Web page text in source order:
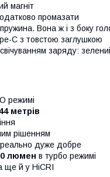
магніт
промазати
Вона ж і з боку
C з товстою заглушкою
заряду:
режимі
метрів
рішенням
дуже добре
люмен в турбо режимі
ще й у HiCRI